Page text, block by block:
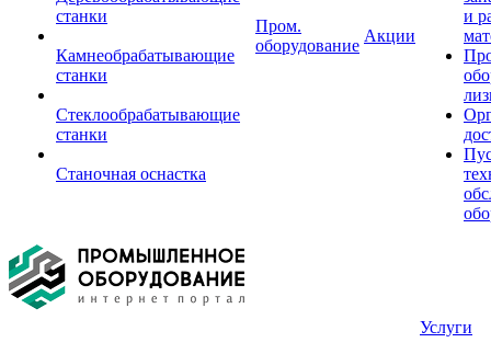
станки
Камнеобрабатывающие
станки
Стеклообрабатывающие
станки
Станочная оснастка
Пром.
оборудование
Акции
и
Услуги